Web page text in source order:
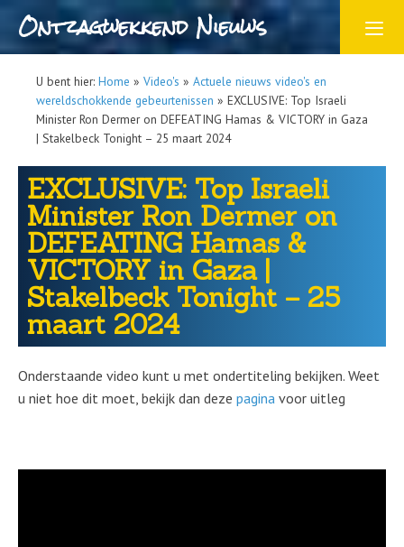
Ontzagwekkend Nieuws
U bent hier: Home » Video's » Actuele nieuws video's en
wereldschokkende gebeurtenissen » EXCLUSIVE: Top Israeli
Minister Ron Dermer on DEFEATING Hamas & VICTORY in Gaza
| Stakelbeck Tonight – 25 maart 2024
EXCLUSIVE: Top Israeli
Minister Ron Dermer on
DEFEATING Hamas &
VICTORY in Gaza |
Stakelbeck Tonight – 25
maart 2024
Onderstaande video kunt u met ondertiteling bekijken. Weet
u niet hoe dit moet, bekijk dan deze pagina voor uitleg